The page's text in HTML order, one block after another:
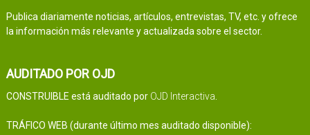
Publica diariamente noticias, artículos, entrevistas, TV, etc. y ofrece
la información más relevante y actualizada sobre el sector.
AUDITADO POR OJD
CONSTRUIBLE está auditado por OJD Interactiva
TRÁFICO WEB (durante último mes auditado disponible):